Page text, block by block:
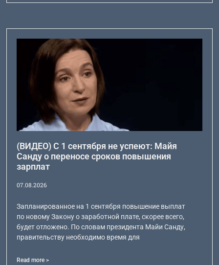
(ВИДЕО) С 1 сентября не успеют: Майя
Санду о переносе сроков повышения
зарплат
07.08.2026
Запланированное на 1 сентября повышение выплат
по новому Закону о заработной плате, скорее всего,
будет отложено. По словам президента Майи Санду,
правительству необходимо время для
Read more >